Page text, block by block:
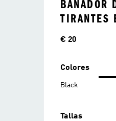
BAÑADOR
TIRANTES
Precio
€ 20
Colores
Black
Tallas